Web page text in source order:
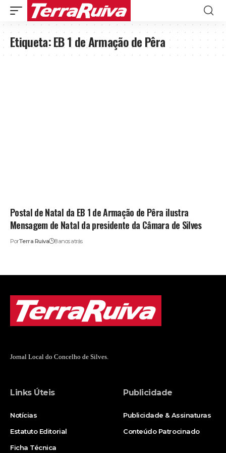
Etiqueta:EB 1 de Armação de Pêra
Postal de Natal da EB 1 de Armação de Pêra ilustra
Mensagem de Natal da presidente da Câmara de Silves
PorTerra Ruiva 8 anos atrás
Jornal Local do Concelho de Silves.
Links Úteis
Notícias
Estatuto Editorial
Ficha Técnica
Publicidade
Publicidade & Assinaturas
Conteúdo Patrocinado